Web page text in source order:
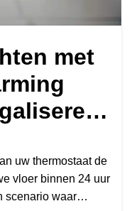
met
voor
uw thermostaat de
vloer binnen 24 uur
scenario waar…